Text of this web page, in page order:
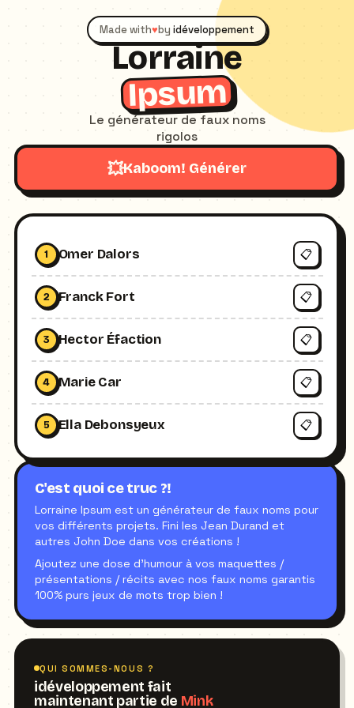
Made with♥by idéveloppement
Lorraine
Ipsum
Le générateur de faux noms
rigolos
💥Kaboom! Générer
1 Omer Dalors 📋
2 Franck Fort 📋
3 Hector Éfaction 📋
4 Marie Car 📋
5 Ella Debonsyeux 📋
C'est quoi ce truc ?!
Lorraine Ipsum est un générateur de faux noms pour
vos différents projets. Fini les Jean Durand et
autres John Doe dans vos créations !
Ajoutez une dose d'humour à vos maquettes /
présentations / récits avec nos faux noms garantis
100% purs jeux de mots trop bien !
QUI SOMMES-NOUS ?
idéveloppement fait
maintenant partie de Mink